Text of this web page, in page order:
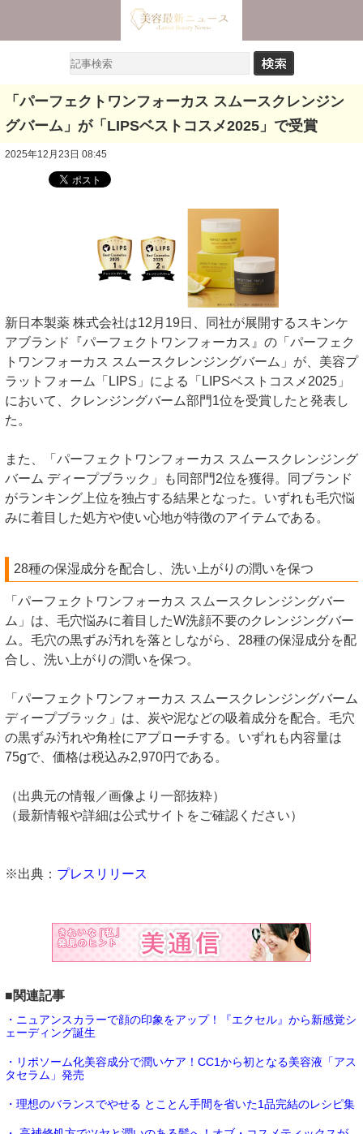
「パーフェクトワンフォーカス スムースクレンジン
グバーム」が「LIPSベストコスメ2025」で受賞
2025年12月23日 08:45
新日本製薬 株式会社は12月19日、同社が展開するスキンケ
アブランド『パーフェクトワンフォーカス』の「パーフェク
トワンフォーカス スムースクレンジングバーム」が、美容プ
ラットフォーム「LIPS」による「LIPSベストコスメ2025」
において、クレンジングバーム部門1位を受賞したと発表し
た。
また、「パーフェクトワンフォーカス スムースクレンジング
バーム ディープブラック」も同部門2位を獲得。同ブランド
がランキング上位を独占する結果となった。いずれも毛穴悩
みに着目した処方や使い心地が特徴のアイテムである。
28種の保湿成分を配合し、洗い上がりの潤いを保つ
「パーフェクトワンフォーカス スムースクレンジングバー
ム」は、毛穴悩みに着目したW洗顔不要のクレンジングバー
ム。毛穴の黒ずみ汚れを落としながら、28種の保湿成分を配
合し、洗い上がりの潤いを保つ。
「パーフェクトワンフォーカス スムースクレンジングバーム
ディープブラック」は、炭や泥などの吸着成分を配合。毛穴
の黒ずみ汚れや角栓にアプローチする。いずれも内容量は
75gで、価格は税込み2,970円である。
（出典元の情報／画像より一部抜粋）
（最新情報や詳細は公式サイトをご確認ください）
※出典： プレスリリース
■関連記事
・ニュアンスカラーで顔の印象をアップ！『エクセル』から新感覚シ
ェーディング誕生
・リポソーム化美容成分で潤いケア！CC1から初となる美容液「アス
タセラム」発売
・理想のバランスでやせる とことん手間を省いた1品完結のレシピ集